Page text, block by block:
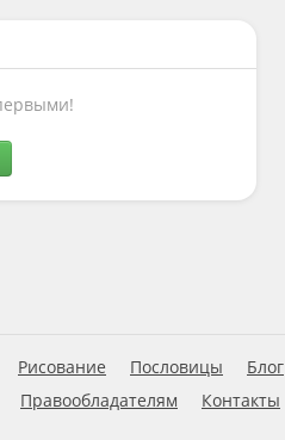
Рисование Пословицы Блог
Правообладателям Контакты